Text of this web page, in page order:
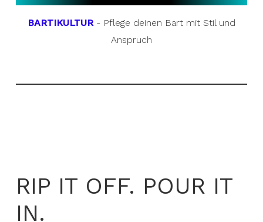
BARTIKULTUR- Pflege deinen Bart mit Stil und
Anspruch
RIP IT OFF. POUR IT
IN.